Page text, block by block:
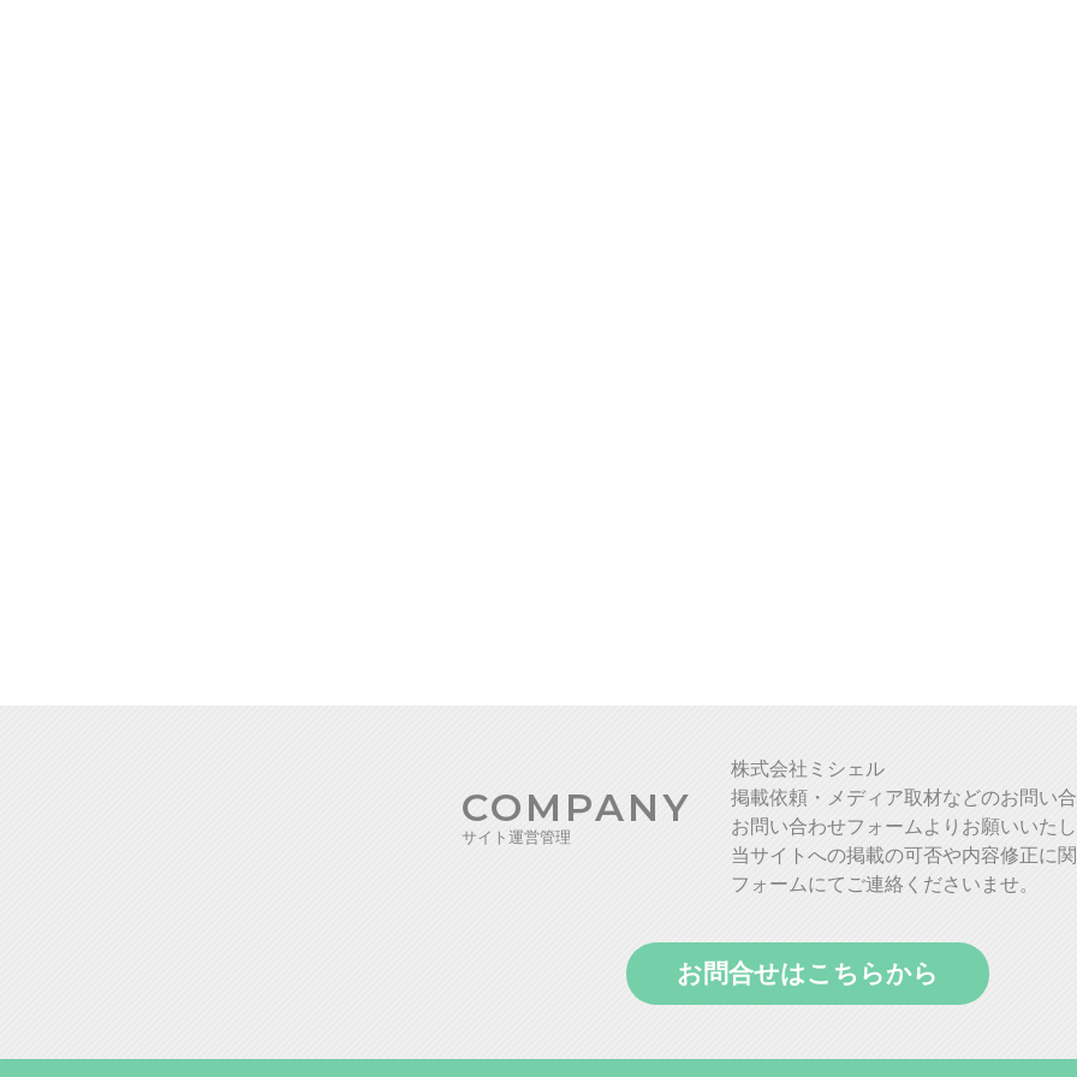
COMPANY
サイト運営管理
株式会社ミシェル
掲載依頼・メディア取材などのお問い
お問い合わせフォームよりお願いいた
当サイトへの掲載の可否や内容修正に
フォームにてご連絡くださいませ。
お問合せはこちらから